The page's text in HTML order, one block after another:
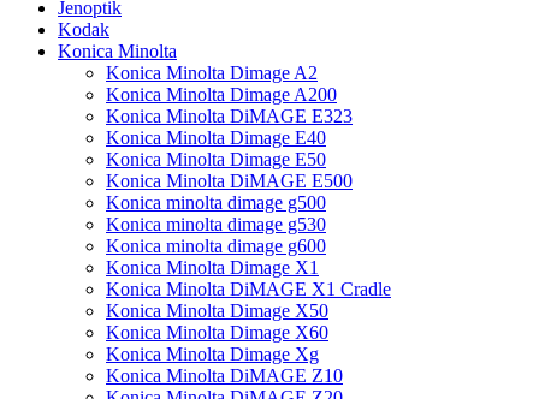
Jenoptik
Kodak
Konica Minolta
Konica Minolta Dimage A2
Konica Minolta Dimage A200
Konica Minolta DiMAGE E323
Konica Minolta Dimage E40
Konica Minolta Dimage E50
Konica Minolta DiMAGE E500
Konica minolta dimage g500
Konica minolta dimage g530
Konica minolta dimage g600
Konica Minolta Dimage X1
Konica Minolta DiMAGE X1 Cradle
Konica Minolta Dimage X50
Konica Minolta Dimage X60
Konica Minolta Dimage Xg
Konica Minolta DiMAGE Z10